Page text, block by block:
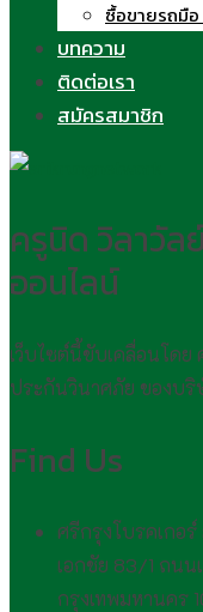
ซื้อขายรถมือ
บทความ
ติดต่อเรา
สมัครสมาชิก
ครูนิด วิลาวัล
ออนไลน์
เว็บไซต์นี้ขับเคลื่อนโด
ประกันวินาศภัย ของบริ
Find Us
ศรีกรุงโบรคเกอ
เอกชัย 83/1 ถนน
กรุงเทพมหานคร